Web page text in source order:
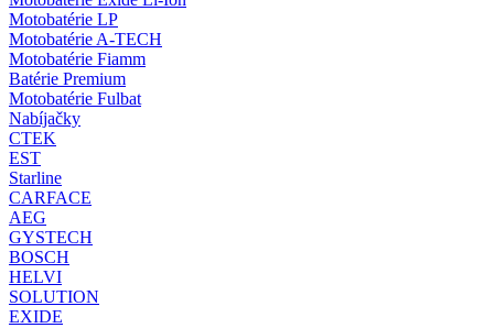
Motobatérie LP
Motobatérie A-TECH
Motobatérie Fiamm
Batérie Premium
Motobatérie Fulbat
Nabíjačky
CTEK
EST
Starline
CARFACE
AEG
GYSTECH
BOSCH
HELVI
SOLUTION
EXIDE